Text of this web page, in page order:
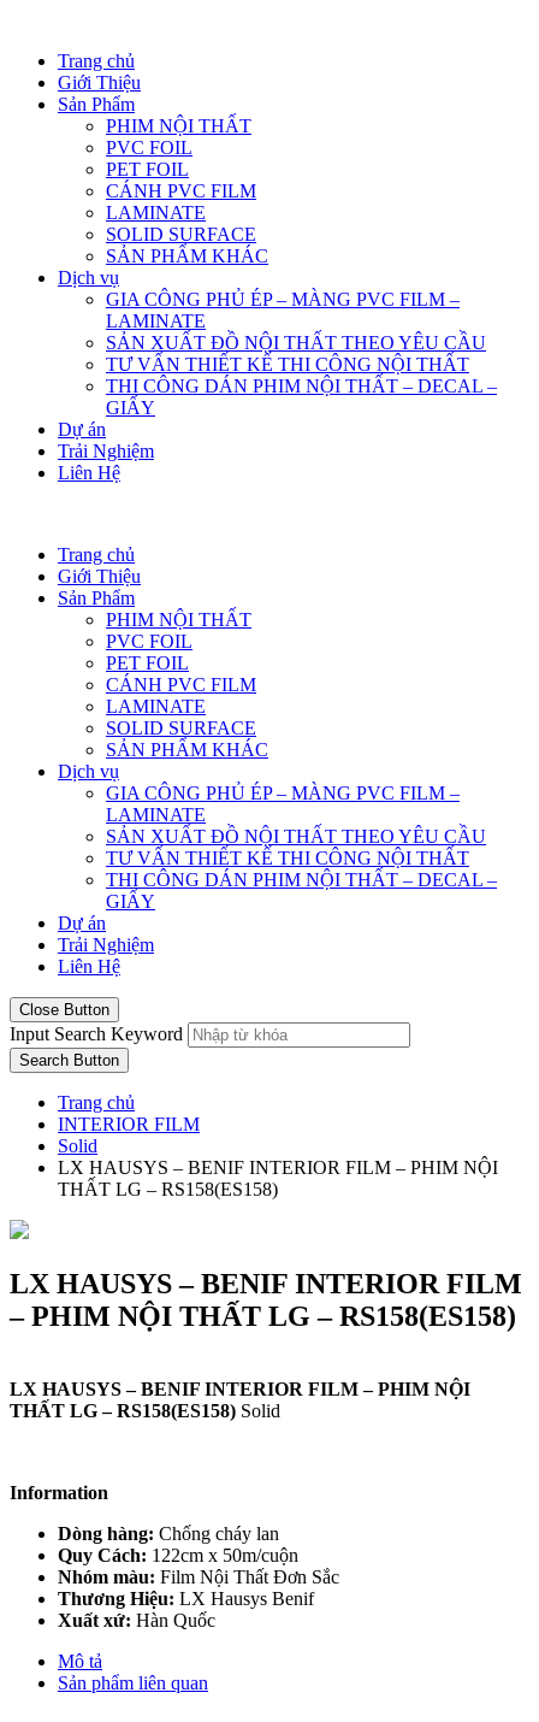
Trang chủ
Giới Thiệu
Sản Phẩm
PHIM NỘI THẤT
PVC FOIL
PET FOIL
CÁNH PVC FILM
LAMINATE
SOLID SURFACE
SẢN PHẨM KHÁC
Dịch vụ
GIA CÔNG PHỦ ÉP – MÀNG PVC FILM –
LAMINATE
SẢN XUẤT ĐỒ NỘI THẤT THEO YÊU CẦU
TƯ VẤN THIẾT KẾ THI CÔNG NỘI THẤT
THI CÔNG DÁN PHIM NỘI THẤT – DECAL –
GIẤY
Dự án
Trải Nghiệm
Liên Hệ
Trang chủ
Giới Thiệu
Sản Phẩm
PHIM NỘI THẤT
PVC FOIL
PET FOIL
CÁNH PVC FILM
LAMINATE
SOLID SURFACE
SẢN PHẨM KHÁC
Dịch vụ
GIA CÔNG PHỦ ÉP – MÀNG PVC FILM –
LAMINATE
SẢN XUẤT ĐỒ NỘI THẤT THEO YÊU CẦU
TƯ VẤN THIẾT KẾ THI CÔNG NỘI THẤT
THI CÔNG DÁN PHIM NỘI THẤT – DECAL –
GIẤY
Dự án
Trải Nghiệm
Liên Hệ
Close Button
Input Search Keyword
Search Button
Trang chủ
INTERIOR FILM
Solid
LX HAUSYS – BENIF INTERIOR FILM – PHIM NỘI
THẤT LG – RS158(ES158)
LX HAUSYS – BENIF INTERIOR FILM
– PHIM NỘI THẤT LG – RS158(ES158)
LX HAUSYS – BENIF INTERIOR FILM – PHIM NỘI
THẤT LG – RS158(ES158) Solid
Information
Dòng hàng: Chống cháy lan
Quy Cách: 122cm x 50m/cuộn
Nhóm màu: Film Nội Thất Đơn Sắc
Thương Hiệu: LX Hausys Benif
Xuất xứ: Hàn Quốc
Mô tả
Sản phẩm liên quan